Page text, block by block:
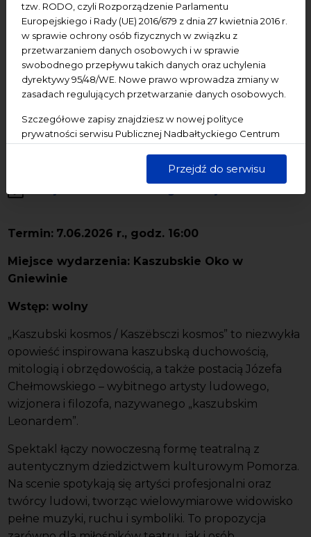
tzw. RODO, czyli Rozporządzenie Parlamentu
Europejskiego i Rady (UE) 2016/679 z dnia 27 kwietnia 2016 r.
w sprawie ochrony osób fizycznych w związku z
przetwarzaniem danych osobowych i w sprawie
swobodnego przepływu takich danych oraz uchylenia
dyrektywy 95/48/WE. Nowe prawo wprowadza zmiany w
zasadach regulujących przetwarzanie danych osobowych.
Szczegółowe zapisy znajdziesz w nowej polityce
prywatności serwisu Publicznej Nadbałtyckiego Centrum
dane są przetwarzane w sposób bezpieczny, z należytą
starannością i zgodnie z obowiązującymi przepisami.
Przejdź do serwisu
07.06.2026
„Kaszubski kosmos /
Kaszëbsczi kosmos” | spektakl
plenerowy
Cultural heritage Dziedzictwo kulturowe
Termin: 7.06.2026 r., godz. 16:00
Miejsce wydarzenia: Kaszubskie Oko w
Gniewinie
Wstęp: wolny
„Kaszubski kosmos / Kaszëbsczi kosmos” to niezwykła
opowieść inspirowana kaszubską duchowością,
mitologią i obrzędowością, a także postacią Józefa
Chełmowskiego – wybitnego artysty ludowego,
wizjonera i filozofa, nazywanego „kaszubskim
Leonardem”.
Spektakl łączy nowoczesną formę teatralną z
autentycznym dziedzictwem kulturowym Pomorza.
Na scenie spotykają się artyści profesjonalni oraz
twórcy ludowi, tworząc wielowymiarowe widowisko
pełne muzyki, ruchu i symboliki. To propozycja